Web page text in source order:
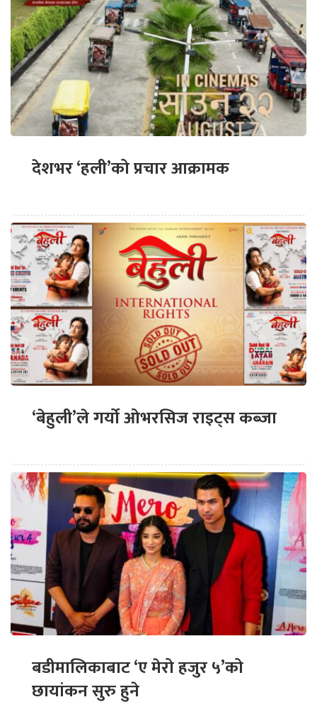
देशभर ‘हली’को प्रचार आक्रामक
‘बेहुली’ले गर्यो ओभरसिज राइट्स कब्जा
बडीमालिकाबाट ‘ए मेरो हजुर ५’को
छायांकन सुरु हुने